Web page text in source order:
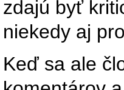
zdajú byť
niekedy aj
Keď sa ale